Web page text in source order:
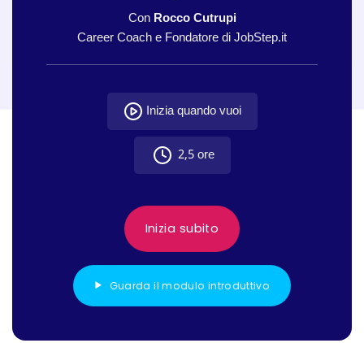
ConRocco Cutrupi
Career Coach e Fondatore di JobStep.it
Inizia quando vuoi
2,5 ore
Inizia subito
Guarda il modulo introduttivo